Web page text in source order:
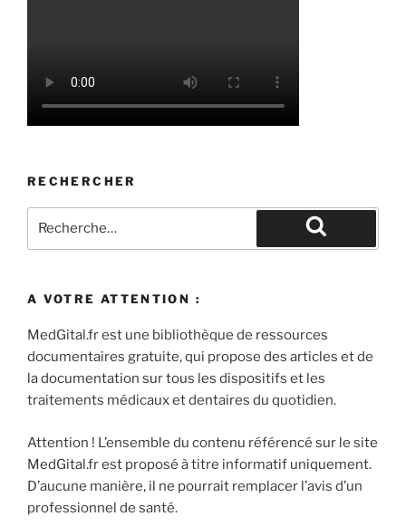
RECHERCHER
pour
Recherche
A VOTRE ATTENTION :
MedGital.fr est une bibliothèque de ressources
documentaires gratuite, qui propose des articles et de
la documentation sur tous les dispositifs et les
traitements médicaux et dentaires du quotidien.
Attention ! L’ensemble du contenu référencé sur le site
MedGital.fr est proposé à titre informatif uniquement.
D’aucune manière, il ne pourrait remplacer l’avis d’un
professionnel de santé.